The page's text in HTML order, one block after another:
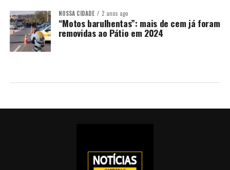
NOSSA CIDADE 2 anos ago
“Motos barulhentas”: mais de cem já foram
removidas ao Pátio em 2024